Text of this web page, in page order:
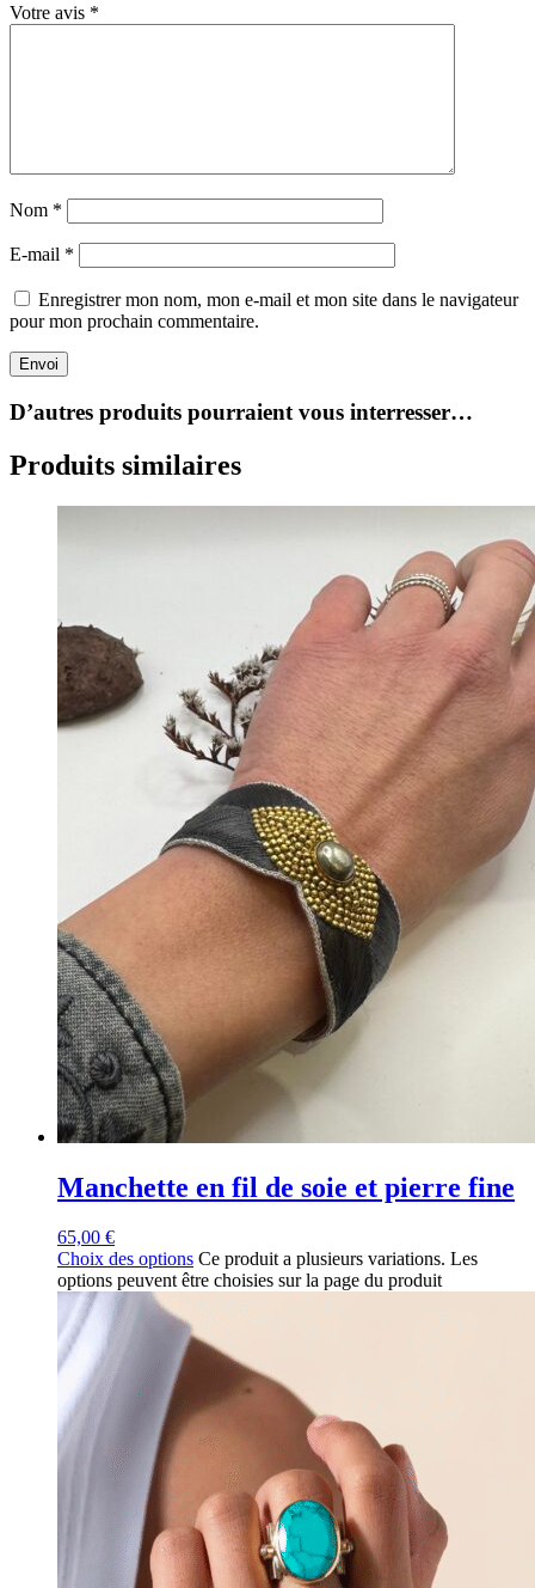
Votre avis *
Nom *
E-mail *
Enregistrer mon nom, mon e-mail et mon site dans le navigateur
pour mon prochain commentaire.
Envoi
D’autres produits pourraient vous interresser…
Produits similaires
Manchette en fil de soie et pierre fine
65,00 €
Choix des options Ce produit a plusieurs variations. Les
options peuvent être choisies sur la page du produit